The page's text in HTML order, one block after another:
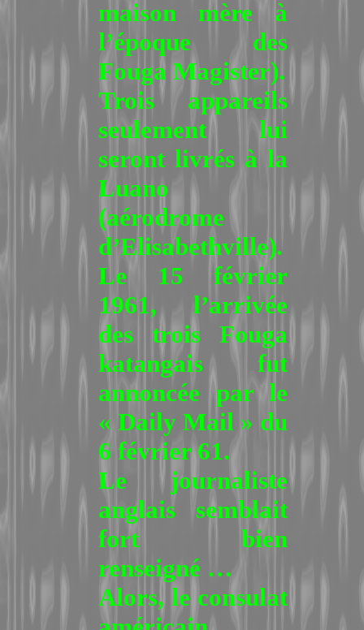
maison mère à
l’époque des
Fouga Magister).
Trois appareils
seulement lui
seront livrés à la
Luano
(aérodrome
d’Elisabethville).
Le 15 février
1961, l’arrivée
des trois Fouga
katangais fut
annoncée par le
« Daily Mail » du
6 février 61.
Le journaliste
anglais semblait
fort bien
renseigné …
Alors, le consulat